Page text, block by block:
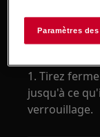
Comment
produits
1. Tirez
jusqu'à ce
verrouillage.
Paramètres